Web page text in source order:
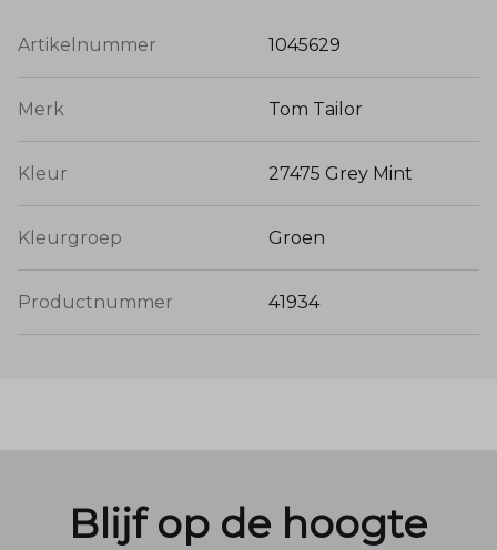
Artikelnummer 1045629
Merk Tom Tailor
Kleur 27475 Grey Mint
Kleurgroep Groen
Productnummer 41934
Blijf op de hoogte